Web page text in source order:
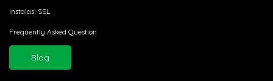
Instalasi SSL
Frequently Asked Question
Blog